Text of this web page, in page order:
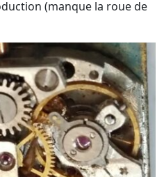
(manque la roue de